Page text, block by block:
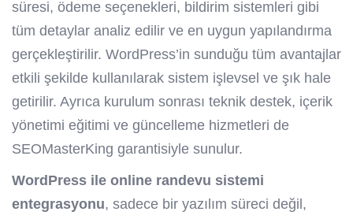
süresi, ödeme seçenekleri, bildirim sistemleri gibi
tüm detaylar analiz edilir ve en uygun yapılandırma
gerçekleştirilir. WordPress’in sunduğu tüm avantajlar
etkili şekilde kullanılarak sistem işlevsel ve şık hale
getirilir. Ayrıca kurulum sonrası teknik destek, içerik
yönetimi eğitimi ve güncelleme hizmetleri de
SEOMasterKing garantisiyle sunulur.
WordPress ile online randevu sistemi
entegrasyonu, sadece bir yazılım süreci değil,